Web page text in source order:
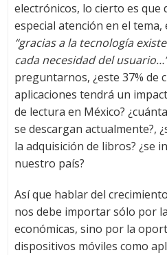
electrónicos, lo cierto es que
especial atención en el
“gracias a la tecnología
cada necesidad del
preguntarnos, ¿este 37% de
aplicaciones tendrá un
de lectura en México?
se descargan actualmente?,
la adquisición de libros? ¿se
nuestro país?
Así que hablar del
nos debe importar sólo por
económicas, sino por la
dispositivos móviles como